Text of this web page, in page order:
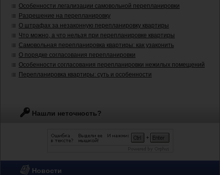
Особенности легализации самовольной перепланировки
Разрешение на перепланировку
О штрафах за незаконную перепланировку квартиры
Что можно, а что нельзя при перепланировке квартиры
Самовольная перепланировка квартиры: как узаконить
О порядке согласования перепланировки
Особенности согласования перепланировки нежилых помещений
Перепланировка квартиры: суть и особенности
Нашли неточность?
Новости